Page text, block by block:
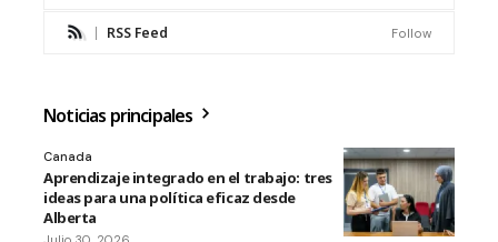
RSS Feed Follow
Noticias principales
Canada
Aprendizaje integrado en el trabajo: tres
ideas para una política eficaz desde
Alberta